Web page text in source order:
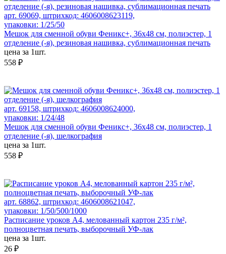
арт. 69069, штрихкод: 4606008623119,
упаковки: 1/25/50
Мешок для сменной обуви Феникс+, 36х48 см, полиэстер, 1
отделение (-я), резиновая нашивка, сублимационная печать
цена за 1шт.
558 ₽
арт. 69158, штрихкод: 4606008624000,
упаковки: 1/24/48
Мешок для сменной обуви Феникс+, 36x48 см, полиэстер, 1
отделение (-я), шелкография
цена за 1шт.
558 ₽
арт. 68862, штрихкод: 4606008621047,
упаковки: 1/50/500/1000
Расписание уроков А4, мелованный картон 235 г/м²,
полноцветная печать, выборочный УФ-лак
цена за 1шт.
26 ₽